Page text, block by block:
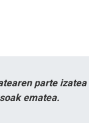
parte
ematea.